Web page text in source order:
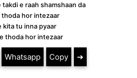
takdi e raah shamshaan da
thoda hor intezaar
kita tu inna pyaar
thoda hor intezaar
Whatsapp Copy ➔